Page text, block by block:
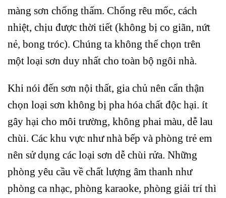
màng sơn chống thấm. Chống rêu mốc, cách
nhiệt, chịu được thời tiết (không bị co giãn, nứt
nẻ, bong tróc). Chúng ta không thể chọn trên
một loại sơn duy nhất cho toàn bộ ngôi nhà.
Khi nói đến sơn nội thất, gia chủ nên cẩn thận
chọn loại sơn không bị pha hóa chất độc hại. ít
gây hại cho môi trường, không phai màu, dễ lau
chùi. Các khu vực như nhà bếp và phòng trẻ em
nên sử dụng các loại sơn dễ chùi rửa. Những
phòng yêu cầu về chất lượng âm thanh như
phòng ca nhạc, phòng karaoke, phòng giải trí thì